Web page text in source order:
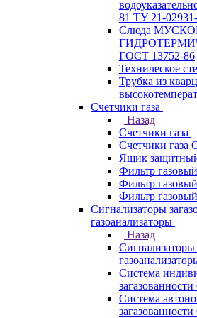
81 ТУ 21-
Слюда
ГОСТ 13752-86
Техническое
Трубка из
Счетчики газа
Назад
Счетчики газа
Счетчики газа
Ящик защитный
Фильтр
Фильтр
Фильтр
Сигнализаторы
газоанализаторы
Назад
Сигнализаторы
Система
Система